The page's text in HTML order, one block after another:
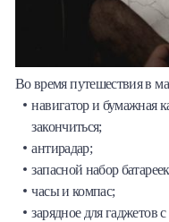
Во время путешествия в
навигатор и бумажная
закончиться;
антирадар;
запасной набор
часы и компас;
зарядное для гаджетов